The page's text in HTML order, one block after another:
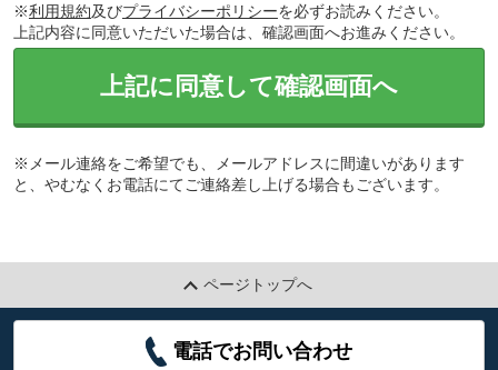
※利用規約及びプライバシーポリシーを必ずお読みください。
上記内容に同意いただいた場合は、確認画面へお進みください。
上記に同意して確認画面へ
※メール連絡をご希望でも、メールアドレスに間違いがあります
と、やむなくお電話にてご連絡差し上げる場合もございます。
ページトップへ
電話でお問い合わせ